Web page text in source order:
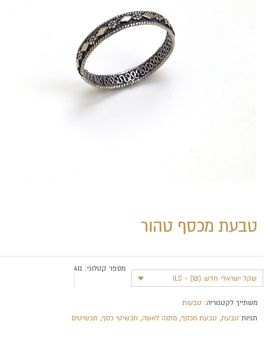
טבעת מכסף טהור
שקל ישראלי חדש (₪) - ILS
מספר קטלוגי:411
משתייך לקטגוריה: טבעות
תגיות טבעת,טבעת מכסף,מתנה לאשה,תכשיטי כסף,תכשיטים